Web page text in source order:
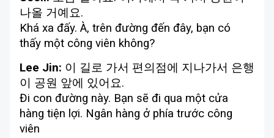
나올 거예요.
Khá xa đấy. À, trên đường đến đây, bạn có
thấy một công viên không?
Lee Jin: 이 길로 가서 편의점에 지나가서 은행
이 공원 앞에 있어요.
Đi con đường này. Bạn sẽ đi qua một cửa
hàng tiện lợi. Ngân hàng ở phía trước công
viên